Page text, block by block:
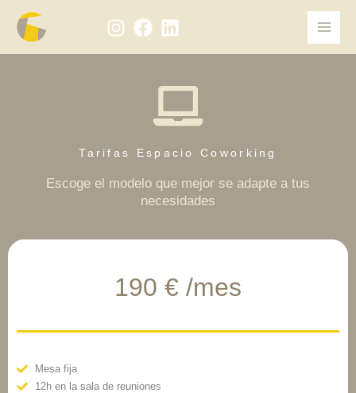
contenido
Tarifas Espacio Coworking
Escoge el modelo que mejor se adapte a tus
necesidades
190 € /mes
Mesa fija
12h en la sala de reuniones